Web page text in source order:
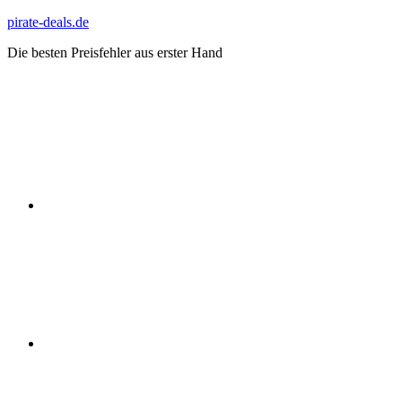
Zum
springen
pirate-deals.de
Die besten Preisfehler aus erster Hand